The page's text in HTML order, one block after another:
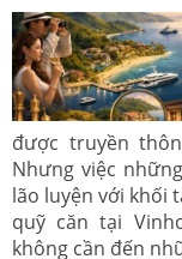
được truyền
Nhưng việc
lão luyện với khối
quỹ căn tại
không cần đến